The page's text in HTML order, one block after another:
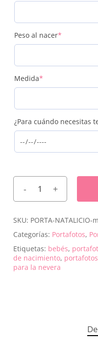
Peso al nacer*(required)
Medida*(required)
¿Para cuándo necesitas
SKU: PORTA-NATALICIO-
Categorías: Portafotos,
Etiquetas: bebés,
de nacimiento,
para la nevera